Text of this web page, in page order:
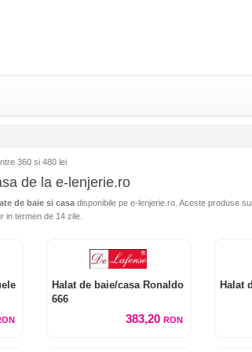
360 si 480 lei
de la e-lenjerie.ro
de baie si casa disponibile pe e-lenjerie.ro. Aceste produse
in termen de 14 zile.
Halat de baie/casa Ronaldo
666
383,20 RON
Halat